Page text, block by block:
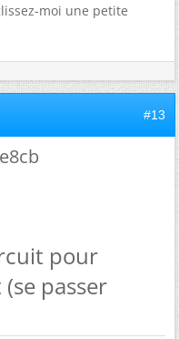
moi une petite
#13
pour
passer